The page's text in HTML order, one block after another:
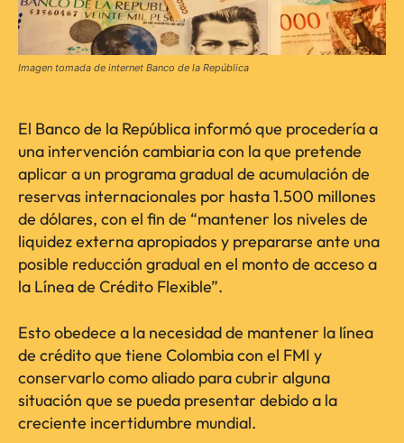
Imagen tomada de internet Banco de la República
El Banco de la República informó que procedería a
una intervención cambiaria con la que pretende
aplicar a un programa gradual de acumulación de
reservas internacionales por hasta 1.500 millones
de dólares, con el fin de “mantener los niveles de
liquidez externa apropiados y prepararse ante una
posible reducción gradual en el monto de acceso a
la Línea de Crédito Flexible”.
Esto obedece a la necesidad de mantener la línea
de crédito que tiene Colombia con el FMI y
conservarlo como aliado para cubrir alguna
situación que se pueda presentar debido a la
creciente incertidumbre mundial.